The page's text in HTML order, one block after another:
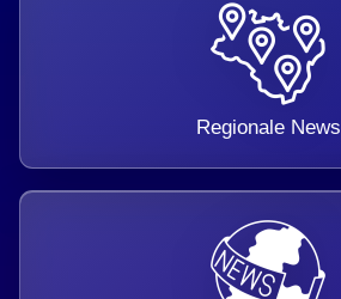
Regionale News